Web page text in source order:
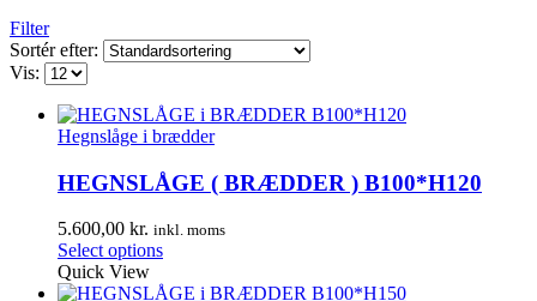
Filter
Sortér efter:
Vis:
Hegnslåge i brædder
HEGNSLÅGE ( BRÆDDER ) B100*H120
5.600,00 kr. inkl. moms
Select options
Quick View